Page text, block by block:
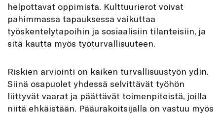
helpottavat oppimista. Kulttuurierot voivat
pahimmassa tapauksessa vaikuttaa
työskentelytapoihin ja sosiaalisiin tilanteisiin, ja
sitä kautta myös työturvallisuuteen.
Riskien arviointi on kaiken turvallisuustyön ydin.
Siinä osapuolet yhdessä selvittävät työhön
liittyvät vaarat ja päättävät toimenpiteistä, joilla
niitä ehkäistään. Pääurakoitsijalla on vastuu myös